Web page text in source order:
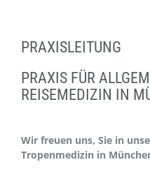
PRAXISLEITUNG
PRAXIS FÜR
REISEMEDIZIN IN
Wir freuen uns, Sie in
Tropenmedizin in